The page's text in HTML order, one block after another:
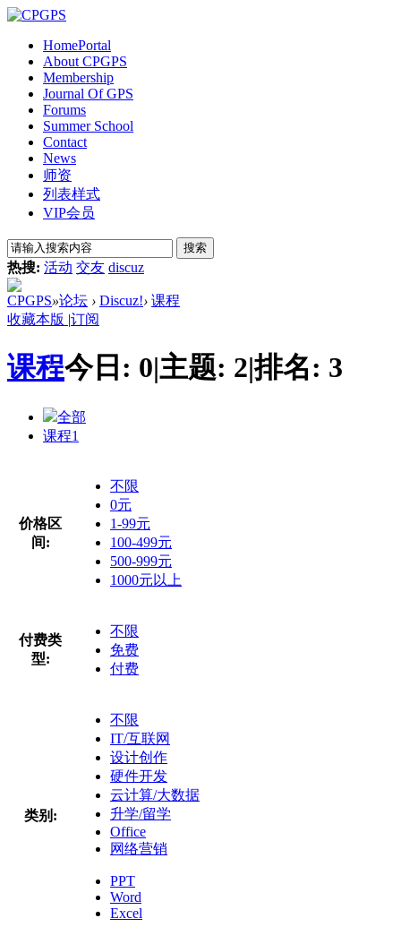
HomePortal
About CPGPS
Membership
Journal Of GPS
Forums
Summer School
Contact
News
师资
列表样式
VIP会员
搜索
热搜: 活动 交友 discuz
CPGPS»论坛 › Discuz!› 课程
收藏本版 |订阅
课程今日: 0|主题: 2|排名: 3
全部
课程1
价格区
间:
不限
0元
1-99元
100-499元
500-999元
1000元以上
付费类
型:
不限
免费
付费
类别:
不限
IT/互联网
设计创作
硬件开发
云计算/大数据
升学/留学
Office
网络营销
PPT
Word
Excel